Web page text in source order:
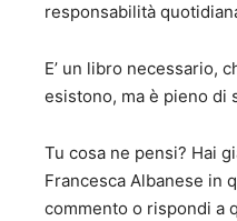
responsabilità
E’ un libro necessario,
esistono, ma è pieno
Tu cosa ne pensi? Hai
Francesca Albanese in
commento o rispondi a